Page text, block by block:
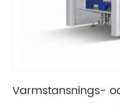
Varmstansnings-